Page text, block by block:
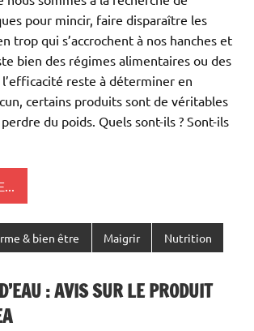
pour mincir, faire disparaître les
trop qui s’accrochent à nos hanches et
bien des régimes alimentaires ou des
reste à déterminer en
certains produits sont de véritables
du poids. Quels sont-ils ? Sont-ils
& bien être Maigrir Nutrition
: AVIS SUR LE PRODUIT